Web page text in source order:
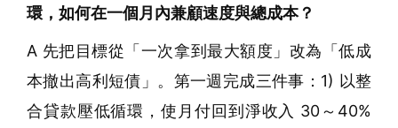
環，如何在一個月內兼顧速度與總成本？
A 先把目標從「一次拿到最大額度」改為「低成
本撤出高利短債」。第一週完成三件事：1) 以整
合貸款壓低循環，使月付回到淨收入 30～40%